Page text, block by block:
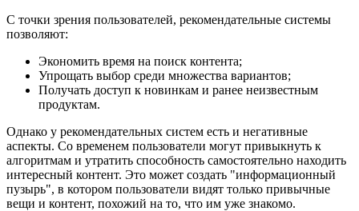
С точки зрения пользователей, рекомендательные системы
позволяют:
Экономить время на поиск контента;
Упрощать выбор среди множества вариантов;
Получать доступ к новинкам и ранее неизвестным
продуктам.
Однако у рекомендательных систем есть и негативные
аспекты. Со временем пользователи могут привыкнуть к
алгоритмам и утратить способность самостоятельно находить
интересный контент. Это может создать "информационный
пузырь", в котором пользователи видят только привычные
вещи и контент, похожий на то, что им уже знакомо.